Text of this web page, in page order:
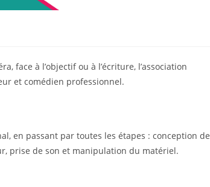
face à l’objectif ou à l’écriture, l’association
et comédien professionnel.
en passant par toutes les étapes : conception de
prise de son et manipulation du matériel.